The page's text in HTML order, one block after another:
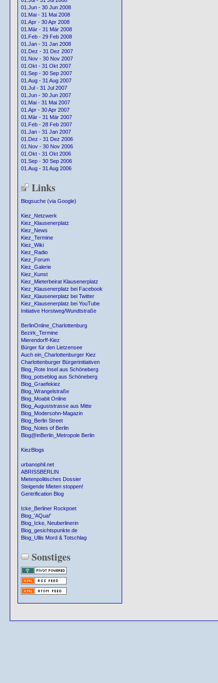
01.Jun - 30 Jun 2008
01.Mai - 31 Mai 2008
01.Apr - 30 Apr 2008
01.Mär - 31 Mär 2008
01.Feb - 29 Feb 2008
01.Jan - 31 Jan 2008
01.Dez - 31 Dez 2007
01.Nov - 30 Nov 2007
01.Okt - 31 Okt 2007
01.Sep - 30 Sep 2007
01.Aug - 31 Aug 2007
01.Jul - 31 Jul 2007
01.Jun - 30 Jun 2007
01.Mai - 31 Mai 2007
01.Apr - 30 Apr 2007
01.Mär - 31 Mär 2007
01.Feb - 28 Feb 2007
01.Jan - 31 Jan 2007
01.Dez - 31 Dez 2006
01.Nov - 30 Nov 2006
01.Okt - 31 Okt 2006
01.Sep - 30 Sep 2006
01.Aug - 31 Aug 2006
Links
Blogsuche (via Google)
Kiez_Netzwerk
Kiez_Klausenerplatz
Kiez_News
Kiez_Termine
Kiez_Wiki
Kiez_Radio
Kiez_Forum
Kiez_Galerie
Kiez_Kunst
Kiez_Mieterbeirat Klausenerplatz
Kiez_Klausenerplatz bei Facebook
Kiez_Klausenerplatz bei Twitter
Kiez_Klausenerplatz bei YouTube
Initiative Horstweg/Wundtstraße
BerlinOnline_Charlottenburg
Bezirk_Termine
Mierendorff-Kiez
Bürger für den Lietzensee
Auch ein_Charlottenburger Kiez
Charlottenburger Bürgerinitiativen
Blog_Rote Insel aus Schöneberg
Blog_potseblog aus Schöneberg
Blog_Graefekiez
Blog_Wrangelstraße
Blog_Moabit Online
Blog_Auguststrasse aus Mitte
Blog_Modersohn-Magazin
Blog_Berlin Street
Blog_Notes of Berlin
Blog@inBerlin_Metropole Berlin
KiezBlogs
urbanophil.net
ABRISSBERLIN
Mietenpolitisches Dossier
Steigende Mieten stoppen!
Gentrification Blog
Icke_Berliner Rockpoet
Blog_'AQua!'
Blog_Icke, Neuberlinerin
Blog_gesichtspunkte.de
Blog_Ullis Mord & Totschlag
Sonstiges